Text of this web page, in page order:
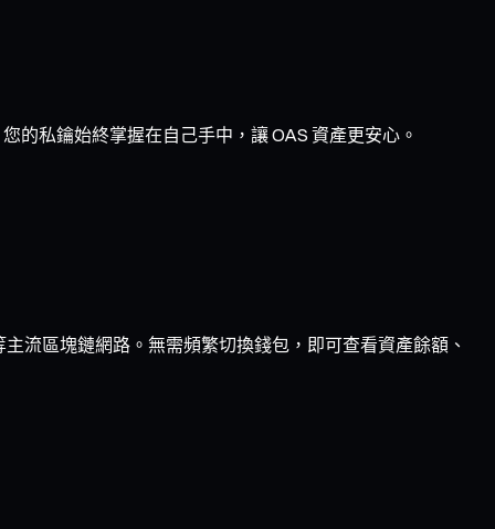
的私鑰始終掌握在自己手中，讓 OAS 資產更安心。
流區塊鏈網路。無需頻繁切換錢包，即可查看資產餘額、